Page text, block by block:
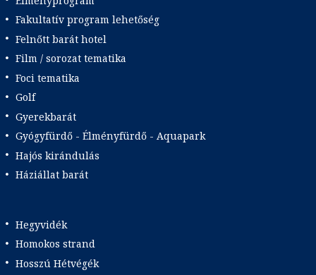
Fakultatív program lehetőség
Felnőtt barát hotel
Film / sorozat tematika
Foci tematika
Golf
Gyerekbarát
Gyógyfürdő - Élményfürdő - Aquapark
Hajós kirándulás
Háziállat barát
Hegyvidék
Homokos strand
Hosszú Hétvégék